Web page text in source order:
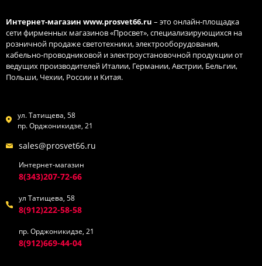
Интернет-магазин www.prosvet66.ru – это онлайн-площадка
сети фирменных магазинов «Просвет», специализирующихся на
розничной продаже светотехники, электрооборудования,
кабельно-проводниковой и электроустановочной продукции от
ведущих производителей Италии, Германии, Австрии, Бельгии,
Польши, Чехии, России и Китая.
ул. Татищева, 58
пр. Орджоникидзе, 21
sales@prosvet66.ru
Интернет-магазин
8(343)207-72-66
ул Татищева, 58
8(912)222-58-58
пр. Орджоникидзе, 21
8(912)669-44-04